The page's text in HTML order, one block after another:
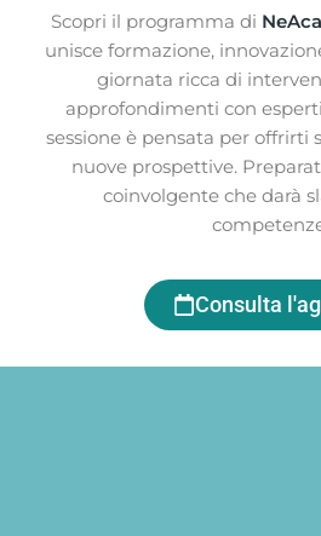
Scopri il programma di
unisce formazione,
giornata ricca di
approfondimenti con
sessione è pensata per
nuove prospettive.
coinvolgente che darà
Consulta